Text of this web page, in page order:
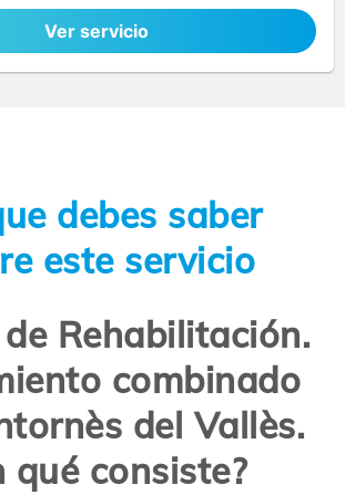
Ver servicio
debes saber
este servicio
Rehabilitación.
combinado
del Vallès.
qué consiste?